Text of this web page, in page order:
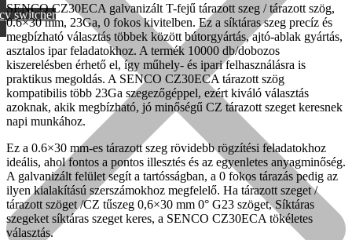
switcher
SENCO CZ30ECA galvanizált T-fejű tárazott szeg / tárazott szög,
0.6×30 mm, 23Ga, 0 fokos kivitelben. Ez a síktáras szeg precíz és
megbízható választás többek között bútorgyártás, ajtó-ablak gyártás,
asztalos ipar feladatokhoz. A termék 10000 db/dobozos
kiszerelésben érhető el, így műhely- és ipari felhasználásra is
praktikus megoldás. A SENCO CZ30ECA tárazott szög
kompatibilis több 23Ga szegezőgéppel, ezért kiváló választás
azoknak, akik megbízható, jó minőségű CZ tárazott szeget keresnek
napi munkához.
Ez a 0.6×30 mm-es tárazott szeg rövidebb rögzítési feladatokhoz
ideális, ahol fontos a pontos illesztés és az egyenletes anyagminőség.
A galvanizált felület segít a tartósságban, a 0 fokos tárazás pedig az
ilyen kialakítású szerszámokhoz megfelelő. Ha tárazott szeget /
tárazott szöget /CZ tűszeg 0,6×30 mm 0° G23 szöget, Síktáras
szegeket síktáras szeget keres, a SENCO CZ30ECA tökéletes
választás.